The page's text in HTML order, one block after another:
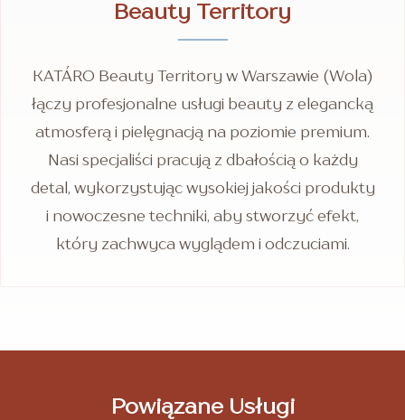
Beauty Territory
KATÁRO Beauty Territory w Warszawie (Wola)
łączy profesjonalne usługi beauty z elegancką
atmosferą i pielęgnacją na poziomie premium.
Nasi specjaliści pracują z dbałością o każdy
detal, wykorzystując wysokiej jakości produkty
i nowoczesne techniki, aby stworzyć efekt,
który zachwyca wyglądem i odczuciami.
Powiązane Usługi